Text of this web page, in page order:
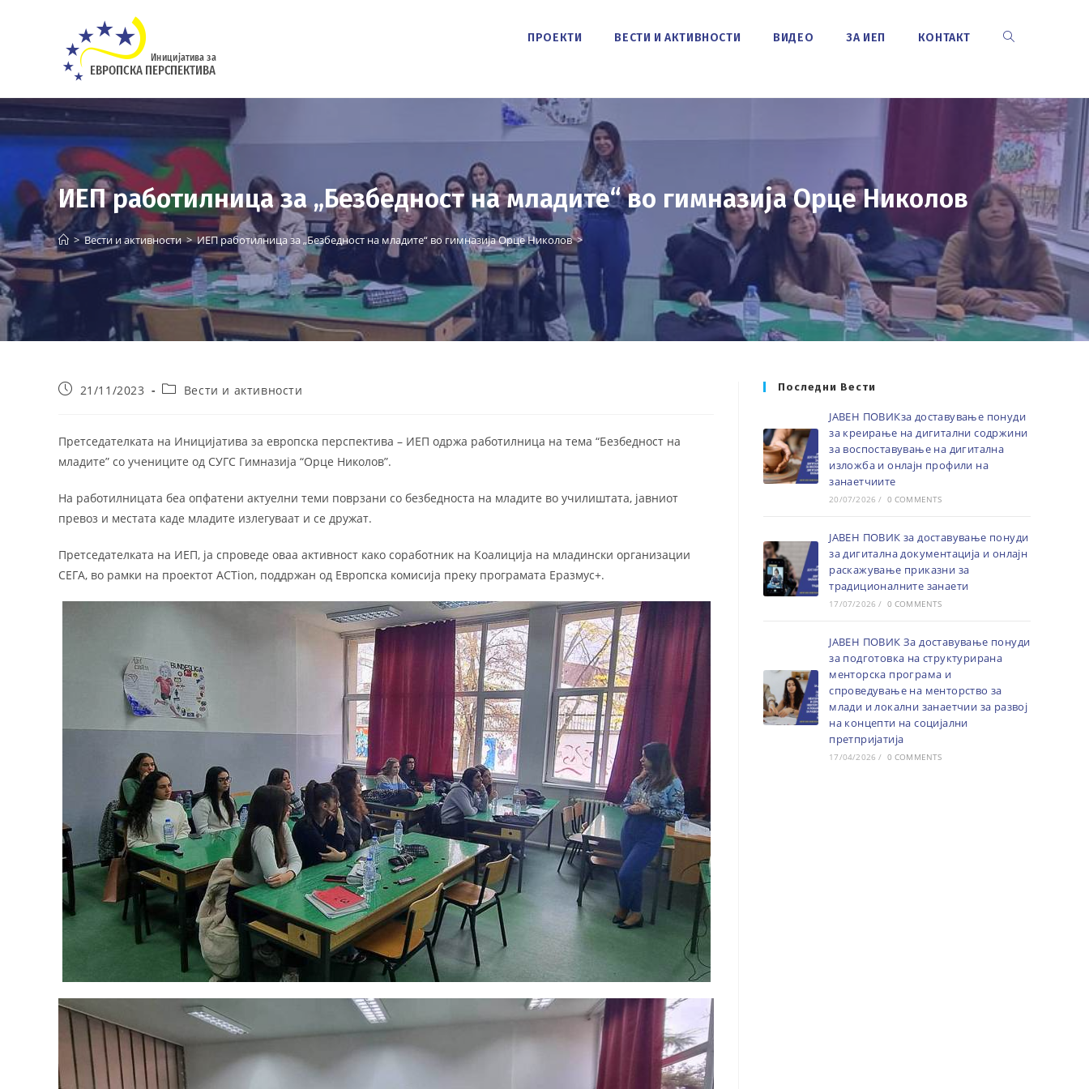
ПРОЕКТИ ВЕСТИ И АКТИВНОСТИ ВИДЕО ЗА ИЕП КОНТАКТ TOGGLE
WEBSITE
SEARCH
ИЕП работилница за „Безбедност на младите“ во гимназија Орце Николов
> Вести и активности > ИЕП работилница за „Безбедност на младите“ во гимназија Орце Николов >
Post21/11/2023
PostВести и активности
Претседателката на Иницијатива за европска перспектива – ИЕП одржа работилница на тема “Безбедност на
младите” со учениците од СУГС Гимназија “Орце Николов”.
На работилницата беа опфатени актуелни теми поврзани со безбедноста на младите во училиштата, јавниот
превоз и местата каде младите излегуваат и се дружат.
Претседателката на ИЕП, ја спроведе оваа активност како соработник на Коалиција на младински организации
СЕГА, во рамки на проектот ACTion, поддржан од Европска комисија преку програмата Еразмус+.
Последни Вести
ЈАВЕН ПОВИКза доставување понуди
за креирање на дигитални содржини
за воспоставување на дигитална
изложба и онлајн профили на
занаетчиите
20/07/2026 / 0 COMMENTS
ЈАВЕН ПОВИК за доставување понуди
за дигитална документација и онлајн
раскажување приказни за
традиционалните занаети
17/07/2026 / 0 COMMENTS
ЈАВЕН ПОВИК За доставување понуди
за подготовка на структурирана
менторска програма и
спроведување на менторство за
млади и локални занаетчии за развој
на концепти на социјални
претпријатија
17/04/2026 / 0 COMMENTS